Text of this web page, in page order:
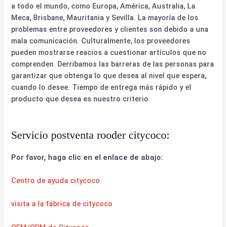
a todo el mundo, como Europa, América, Australia, La
Meca, Brisbane, Mauritania y Sevilla. La mayoría de los
problemas entre proveedores y clientes son debido a una
mala comunicación. Culturalmente, los proveedores
pueden mostrarse reacios a cuestionar artículos que no
comprenden. Derribamos las barreras de las personas para
garantizar que obtenga lo que desea al nivel que espera,
cuando lo desee. Tiempo de entrega más rápido y el
producto que desea es nuestro criterio.
Servicio postventa rooder citycoco:
Por favor, haga clic en el enlace de abajo:
Centro de ayuda citycoco
visita a la fábrica de citycoco